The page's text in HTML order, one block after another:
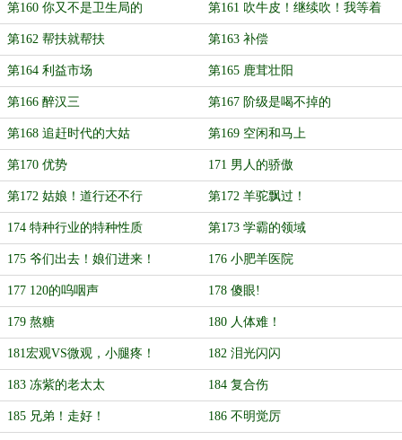
第160 你又不是卫生局的 第161 吹牛皮！继续吹！我等着
破！
第162 帮扶就帮扶 第163 补偿
第164 利益市场 第165 鹿茸壮阳
第166 醉汉三 第167 阶级是喝不掉的
第168 追赶时代的大姑 第169 空闲和马上
第170 优势 171 男人的骄傲
第172 姑娘！道行还不行 第172 羊驼飘过！
174 特种行业的特种性质 第173 学霸的领域
175 爷们出去！娘们进来！ 176 小肥羊医院
177 120的呜咽声 178 傻眼!
179 熬糖 180 人体难！
181宏观VS微观，小腿疼！ 182 泪光闪闪
183 冻紫的老太太 184 复合伤
185 兄弟！走好！ 186 不明觉厉